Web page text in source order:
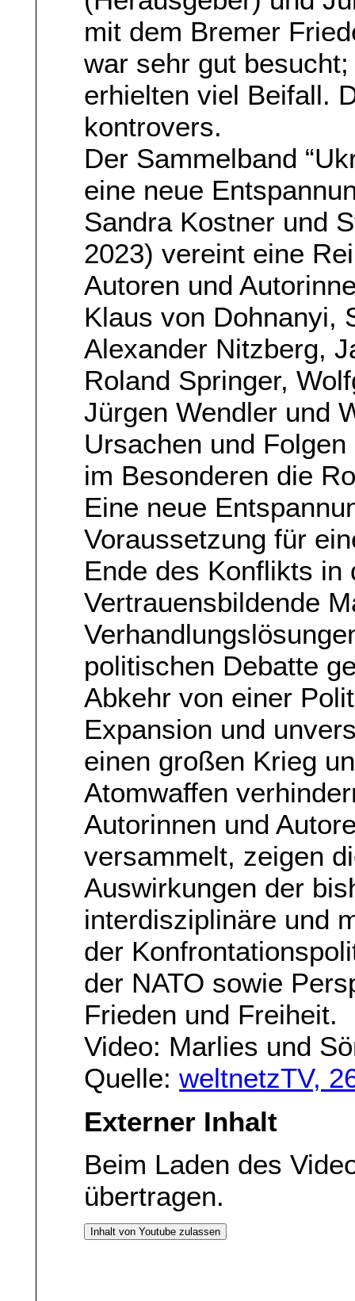
mit dem Bremer
war sehr gut
erhielten viel Beifall.
kontrovers.
Der Sammelband
eine neue
Sandra Kostner und
2023) vereint eine
Autoren und
Klaus von Dohnanyi,
Alexander Nitzberg,
Roland Springer,
Jürgen Wendler und
Ursachen und
im Besonderen die
Eine neue
Voraussetzung für
Ende des Konflikts in
Vertrauensbildende
politischen Debatte
Abkehr von einer
Expansion und
einen großen Krieg
Atomwaffen
Autorinnen und
versammelt, zeigen
Auswirkungen der
interdisziplinäre und
der
der NATO sowie
Frieden und Freiheit.
Video: Marlies und
Quelle:weltnetzTV,
Externer Inhalt
Beim Laden des
übertragen.
Inhalt von Youtube zulassen